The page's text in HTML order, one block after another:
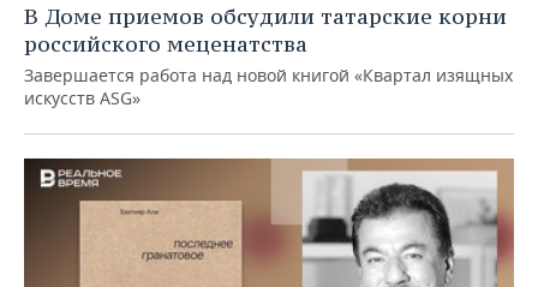
В Доме приемов обсудили татарские корни
российского меценатства
Завершается работа над новой книгой «Квартал изящных
искусств ASG»